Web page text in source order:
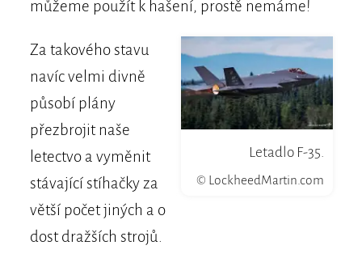
můžeme použít k hašení, prostě nemáme!
Letadlo F-35.
© LockheedMartin.com
Za takového stavu
navíc velmi divně
působí plány
přezbrojit naše
letectvo a vyměnit
stávající stíhačky za
větší počet jiných a o
dost dražších strojů.